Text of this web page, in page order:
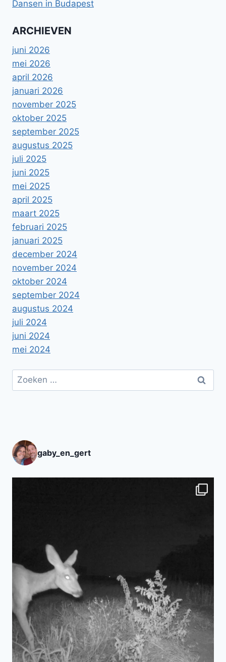
Dansen in Budapest
ARCHIEVEN
juni 2026
mei 2026
april 2026
januari 2026
november 2025
oktober 2025
september 2025
augustus 2025
juli 2025
juni 2025
mei 2025
april 2025
maart 2025
februari 2025
januari 2025
december 2024
november 2024
oktober 2024
september 2024
augustus 2024
juli 2024
juni 2024
mei 2024
Zoeken
naar:
gaby_en_gert